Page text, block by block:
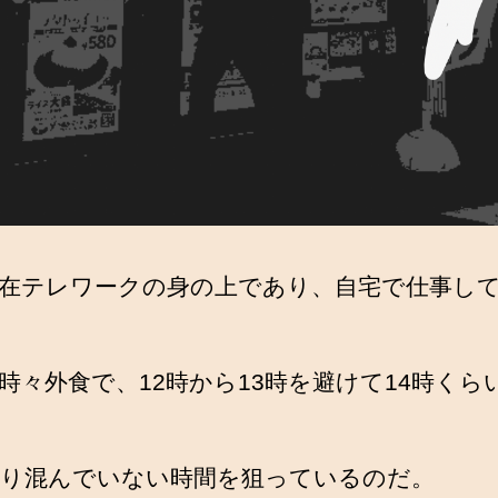
テレワークの身の上であり、自宅で仕事し
々外食で、12時から13時を避けて14時くら
混んでいない時間を狙っているのだ。